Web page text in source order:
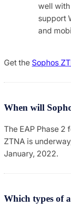
well
support
and
Get the Sophos
When will
The EAP Phase 2
ZTNA is
January, 2022.
Which types of